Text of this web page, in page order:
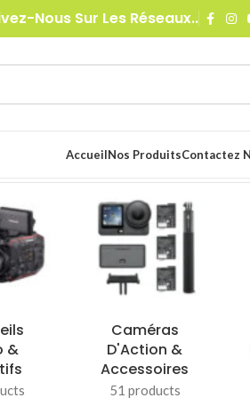
Nous Sur Les Réseaux..
AccueilNos ProduitsContactez
&
Informatique &
Mobilité
417 products